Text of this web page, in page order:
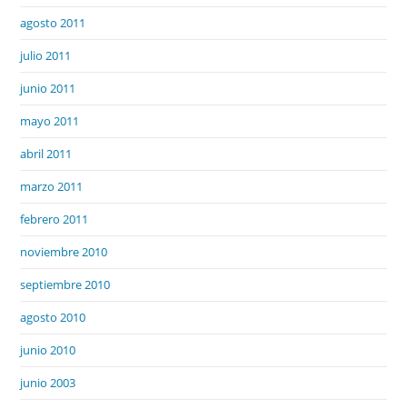
agosto 2011
julio 2011
junio 2011
mayo 2011
abril 2011
marzo 2011
febrero 2011
noviembre 2010
septiembre 2010
agosto 2010
junio 2010
junio 2003